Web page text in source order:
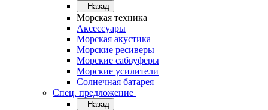
Назад
Морская техника
Аксессуары
Морская акустика
Морские ресиверы
Морские сабвуферы
Морские усилители
Солнечная батарея
Спец. предложение
Назад